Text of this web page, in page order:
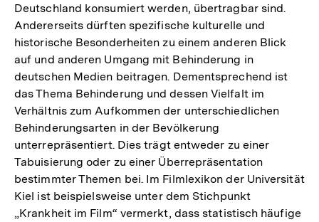
Deutschland konsumiert werden, übertragbar sind.
Andererseits dürften spezifische kulturelle und
historische Besonderheiten zu einem anderen Blick
auf und anderen Umgang mit Behinderung in
deutschen Medien beitragen. Dementsprechend ist
das Thema Behinderung und dessen Vielfalt im
Verhältnis zum Aufkommen der unterschiedlichen
Behinderungsarten in der Bevölkerung
unterrepräsentiert. Dies trägt entweder zu einer
Tabuisierung oder zu einer Überrepräsentation
bestimmter Themen bei. Im Filmlexikon der Universität
Kiel ist beispielsweise unter dem Stichpunkt
„Krankheit im Film“ vermerkt, dass statistisch häufige